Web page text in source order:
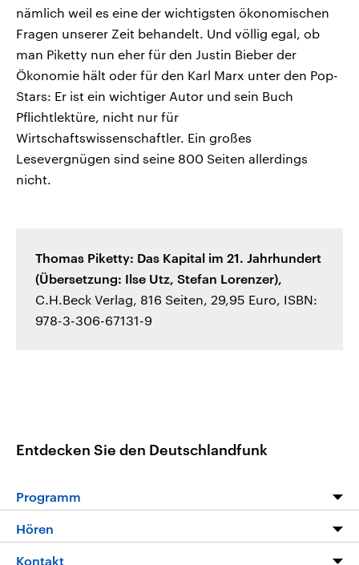
nämlich weil es eine der wichtigsten ökonomischen
Fragen unserer Zeit behandelt. Und völlig egal, ob
man Piketty nun eher für den Justin Bieber der
Ökonomie hält oder für den Karl Marx unter den Pop-
Stars: Er ist ein wichtiger Autor und sein Buch
Pflichtlektüre, nicht nur für
Wirtschaftswissenschaftler. Ein großes
Lesevergnügen sind seine 800 Seiten allerdings
nicht.
Thomas Piketty: Das Kapital im 21. Jahrhundert
(Übersetzung: Ilse Utz, Stefan Lorenzer),
C.H.Beck Verlag, 816 Seiten, 29,95 Euro, ISBN:
978-3-306-67131-9
Entdecken Sie den Deutschlandfunk
Programm
Hören
Livestream
Kontakt